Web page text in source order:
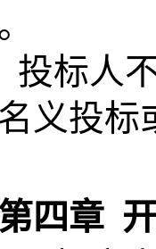
投标人
义投
四章